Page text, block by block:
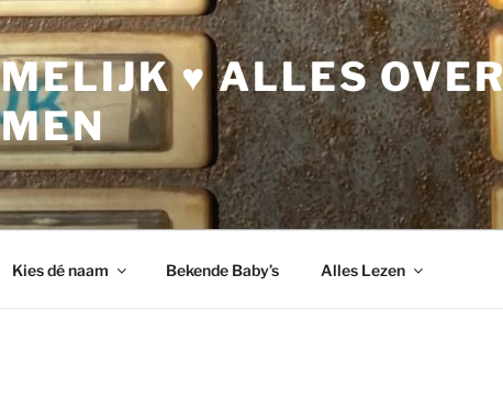
♥ ALLES OVER
Kies dé naam Bekende Baby’s Alles Lezen